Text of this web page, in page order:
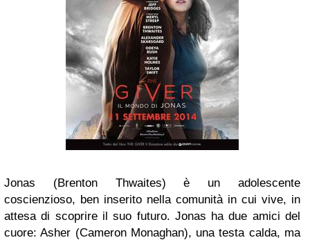
Jonas (Brenton Thwaites) è un adolescente
coscienzioso, ben inserito nella comunità in cui vive, in
attesa di scoprire il suo futuro. Jonas ha due amici del
cuore: Asher (Cameron Monaghan), una testa calda, ma